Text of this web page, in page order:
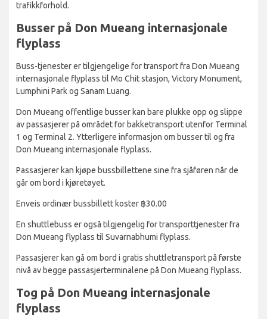
trafikkforhold.
Busser på Don Mueang internasjonale
flyplass
Buss-tjenester er tilgjengelige for transport fra Don Mueang
internasjonale flyplass til Mo Chit stasjon, Victory Monument,
Lumphini Park og Sanam Luang.
Don Mueang offentlige busser kan bare plukke opp og slippe
av passasjerer på området for bakketransport utenfor Terminal
1 og Terminal 2. Ytterligere informasjon om busser til og fra
Don Mueang internasjonale flyplass.
Passasjerer kan kjøpe bussbillettene sine fra sjåføren når de
går om bord i kjøretøyet.
Enveis ordinær bussbillett koster ฿30.00
En shuttlebuss er også tilgjengelig for transporttjenester fra
Don Mueang flyplass til Suvarnabhumi flyplass.
Passasjerer kan gå om bord i gratis shuttletransport på første
nivå av begge passasjerterminalene på Don Mueang flyplass.
Tog på Don Mueang internasjonale
flyplass